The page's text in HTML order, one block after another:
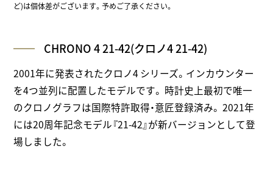
ど)は個体差がございます。予めご了承ください。
CHRONO 4 21-42(クロノ4 21-42)
2001年に発表されたクロノ4 シリーズ。インカウンター
を4つ並列に配置したモデルです。 時計史上最初で唯一
のクロノグラフは国際特許取得・意匠登録済み。 2021年
には20周年記念モデル『21-42』が新バージョンとして登
場しました。